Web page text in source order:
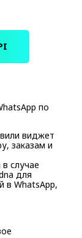
по
виджет
заказам и
случае
для
в WhatsApp,